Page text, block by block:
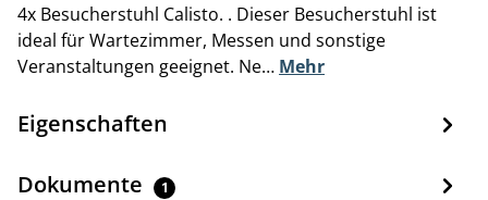
4x Besucherstuhl Calisto. . Dieser Besucherstuhl ist
ideal für Wartezimmer, Messen und sonstige
Veranstaltungen geeignet. Ne… Mehr
Eigenschaften
Dokumente 1